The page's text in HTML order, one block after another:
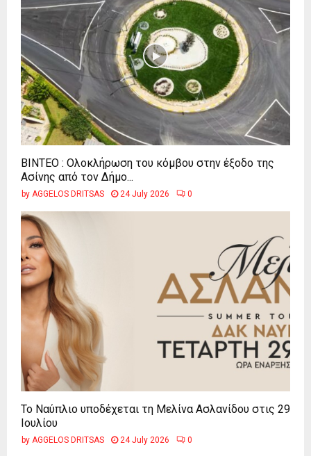
ΒΙΝΤΕΟ : Ολοκλήρωση του κόμβου στην έξοδο της
Ασίνης από τον Δήμο...
by AGGELOS DRITSAS 24 July 2026 0
Το Ναύπλιο υποδέχεται τη Μελίνα Ασλανίδου στις 29
Ιουλίου
by AGGELOS DRITSAS 24 July 2026 0